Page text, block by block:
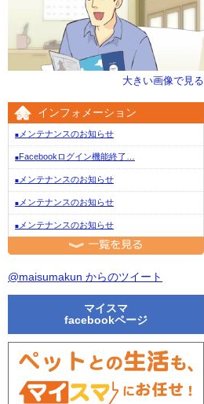
大きい画像で見る
インフォメーション
■ メンテナンスのお知らせ
■Facebookログイン機能終了…
■ メンテナンスのお知らせ
■ メンテナンスのお知らせ
■ メンテナンスのお知らせ
@maisumakun からのツイート
マイスマ
facebookページ